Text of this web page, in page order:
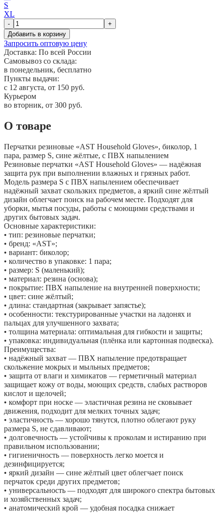
S
XL
-
+
Добавить в корзину
Запросить оптовую цену
Доставка: По всей России
Самовывоз со склада:
в понедельник, бесплатно
Пункты выдачи:
c 12 августа, от 150 руб.
Курьером
во вторник, от 300 руб.
О товаре
Перчатки резиновые «AST Household Gloves», биколор, 1
пара, размер S, сине жёлтые, с ПВХ напылением
Резиновые перчатки «AST Household Gloves» — надёжная
защита рук при выполнении влажных и грязных работ.
Модель размера S с ПВХ напылением обеспечивает
надёжный захват скользких предметов, а яркий сине жёлтый
дизайн облегчает поиск на рабочем месте. Подходят для
уборки, мытья посуды, работы с моющими средствами и
других бытовых задач.
Основные характеристики:
• тип: резиновые перчатки;
• бренд: «AST»;
• вариант: биколор;
• количество в упаковке: 1 пара;
• размер: S (маленький);
• материал: резина (основа);
• покрытие: ПВХ напыление на внутренней поверхности;
• цвет: сине жёлтый;
• длина: стандартная (закрывает запястье);
• особенности: текстурированные участки на ладонях и
пальцах для улучшенного захвата;
• толщина материала: оптимальная для гибкости и защиты;
• упаковка: индивидуальная (плёнка или картонная подвеска).
Преимущества:
• надёжный захват — ПВХ напыление предотвращает
скольжение мокрых и мыльных предметов;
• защита от влаги и химикатов — герметичный материал
защищает кожу от воды, моющих средств, слабых растворов
кислот и щелочей;
• комфорт при носке — эластичная резина не сковывает
движения, подходит для мелких точных задач;
• эластичность — хорошо тянутся, плотно облегают руку
размера S, не сдавливают;
• долговечность — устойчивы к проколам и истиранию при
правильном использовании;
• гигиеничность — поверхность легко моется и
дезинфицируется;
• яркий дизайн — сине жёлтый цвет облегчает поиск
перчаток среди других предметов;
• универсальность — подходят для широкого спектра бытовых
и хозяйственных задач;
• анатомический крой — удобная посадка снижает